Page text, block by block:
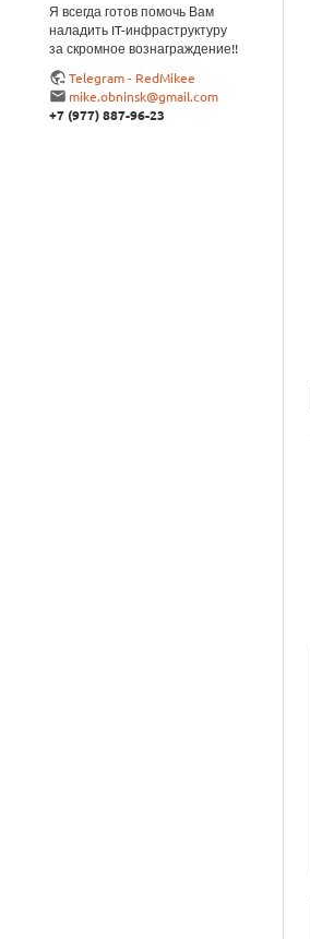
Я всегда готов помочь Вам
наладить IT-инфраструктуру
за скромное вознаграждение!!
Telegram - RedMikee
mike.obninsk@gmail.com
+7 (977) 887-96-23